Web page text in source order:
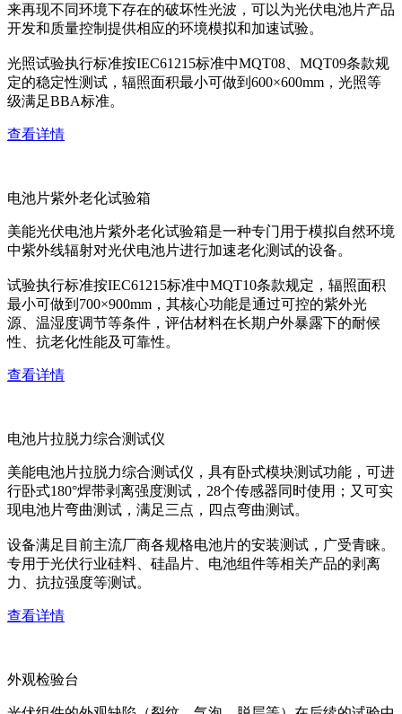
来再现不同环境下存在的破坏性光波，可以为光伏电池片产品
开发和质量控制提供相应的环境模拟和加速试验。
光照试验执行标准按IEC61215标准中MQT08、MQT09条款规
定的稳定性测试，辐照面积最小可做到600×600mm，光照等
级满足BBA标准。
查看详情
电池片紫外老化试验箱
美能光伏电池片紫外老化试验箱是一种专门用于模拟自然环境
中紫外线辐射对光伏电池片进行加速老化测试的设备。
试验执行标准按IEC61215标准中MQT10条款规定，辐照面积
最小可做到700×900mm，其核心功能是通过可控的紫外光
源、温湿度调节等条件，评估材料在长期户外暴露下的耐候
性、抗老化性能及可靠性。
查看详情
电池片拉脱力综合测试仪
美能电池片拉脱力综合测试仪，具有卧式模块测试功能，可进
行卧式180°焊带剥离强度测试，28个传感器同时使用；又可实
现电池片弯曲测试，满足三点，四点弯曲测试。
设备满足目前主流厂商各规格电池片的安装测试，广受青睐。
专用于光伏行业硅料、硅晶片、电池组件等相关产品的剥离
力、抗拉强度等测试。
查看详情
外观检验台